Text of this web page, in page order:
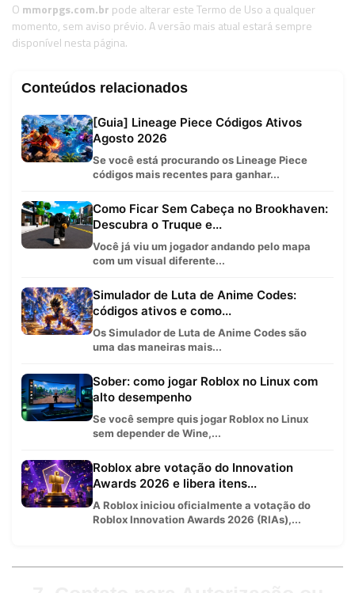
O mmorpgs.com.br pode alterar este Termo de Uso a qualquer
momento, sem aviso prévio. A versão mais atual estará sempre
disponível nesta página.
Conteúdos relacionados
[Guia] Lineage Piece Códigos Ativos
Agosto 2026
Se você está procurando os Lineage Piece
códigos mais recentes para ganhar...
Como Ficar Sem Cabeça no Brookhaven:
Descubra o Truque e...
Você já viu um jogador andando pelo mapa
com um visual diferente...
Simulador de Luta de Anime Codes:
códigos ativos e como...
Os Simulador de Luta de Anime Codes são
uma das maneiras mais...
Sober: como jogar Roblox no Linux com
alto desempenho
Se você sempre quis jogar Roblox no Linux
sem depender de Wine,...
Roblox abre votação do Innovation
Awards 2026 e libera itens...
A Roblox iniciou oficialmente a votação do
Roblox Innovation Awards 2026 (RIAs),...